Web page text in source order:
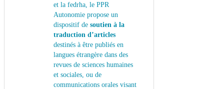
et la fedrha, le PPR
Autonomie propose un
dispositif de soutien à la
traduction d’articles
destinés à être publiés en
langues étrangère dans des
revues de sciences humaines
et sociales, ou de
communications orales visant